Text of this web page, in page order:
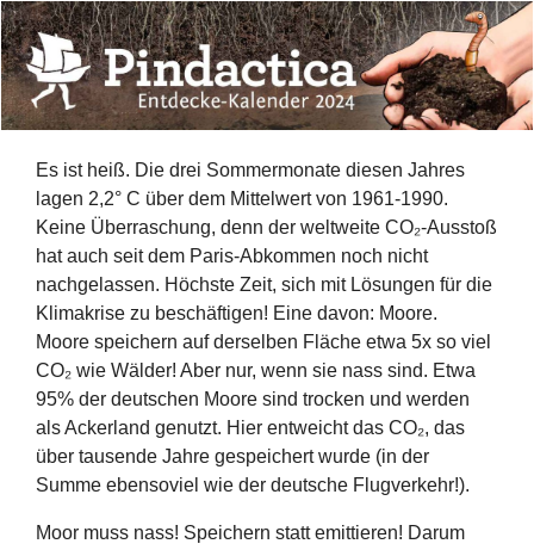
Es ist heiß. Die drei Sommermonate diesen Jahres
lagen 2,2° C über dem Mittelwert von 1961-1990.
Keine Überraschung, denn der weltweite CO₂-Ausstoß
hat auch seit dem Paris-Abkommen noch nicht
nachgelassen. Höchste Zeit, sich mit Lösungen für die
Klimakrise zu beschäftigen! Eine davon: Moore.
Moore speichern auf derselben Fläche etwa 5x so viel
CO₂ wie Wälder! Aber nur, wenn sie nass sind. Etwa
95% der deutschen Moore sind trocken und werden
als Ackerland genutzt. Hier entweicht das CO₂, das
über tausende Jahre gespeichert wurde (in der
Summe ebensoviel wie der deutsche Flugverkehr!).
Moor muss nass! Speichern statt emittieren! Darum